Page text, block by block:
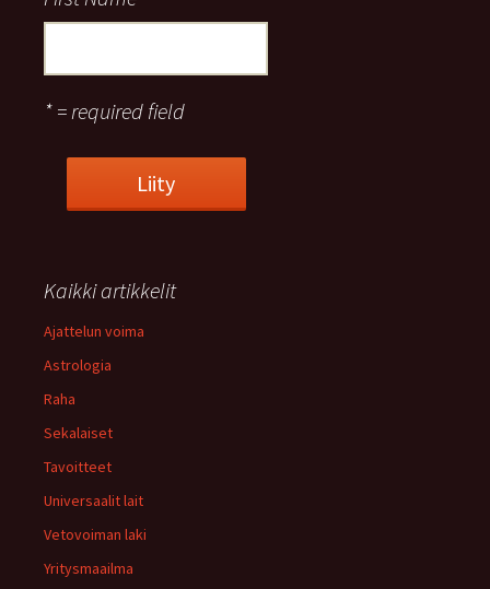
* = required field
Kaikki artikkelit
Ajattelun voima
Astrologia
Raha
Sekalaiset
Tavoitteet
Universaalit lait
Vetovoiman laki
Yritysmaailma